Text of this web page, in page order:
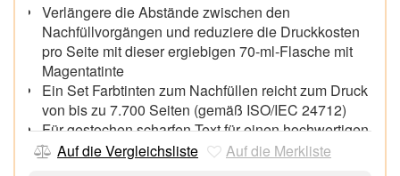
Verlängere die Abstände zwischen den
Nachfüllvorgängen und reduziere die Druckkosten
pro Seite mit dieser ergiebigen 70-ml-Flasche mit
Magentatinte
Ein Set Farbtinten zum Nachfüllen reicht zum Druck
von bis zu 7.700 Seiten (gemäß ISO/IEC 24712)
Für gestochen scharfen Text für einen hochwertigen
Dokumentendruck
Auf die Vergleichsliste Auf die Merkliste